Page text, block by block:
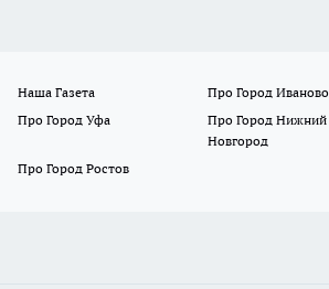
Наша Газета
Про Город Иваново
Про Город Уфа
Про Город Нижний
Новгород
Про Город Ростов